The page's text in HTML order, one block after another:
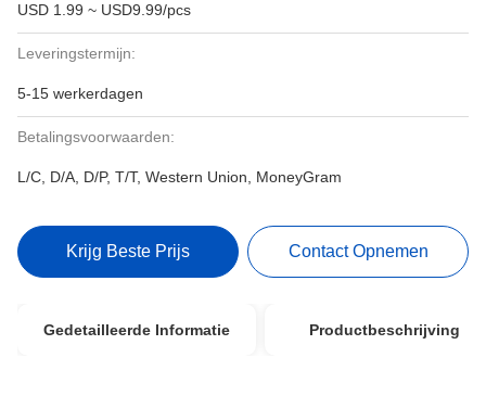
USD 1.99 ~ USD9.99/pcs
Leveringstermijn:
5-15 werkerdagen
Betalingsvoorwaarden:
L/C, D/A, D/P, T/T, Western Union, MoneyGram
Krijg Beste Prijs Contact Opnemen
Gedetailleerde Informatie Productbeschrijving